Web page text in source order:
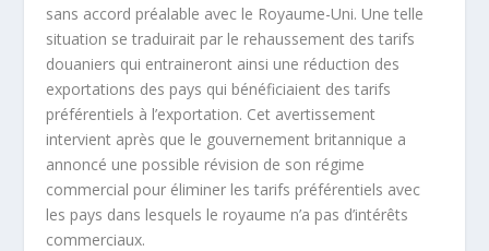
sans accord préalable avec le Royaume-Uni. Une telle
situation se traduirait par le rehaussement des tarifs
douaniers qui entraineront ainsi une réduction des
exportations des pays qui bénéficiaient des tarifs
préférentiels à l’exportation. Cet avertissement
intervient après que le gouvernement britannique a
annoncé une possible révision de son régime
commercial pour éliminer les tarifs préférentiels avec
les pays dans lesquels le royaume n’a pas d’intérêts
commerciaux.